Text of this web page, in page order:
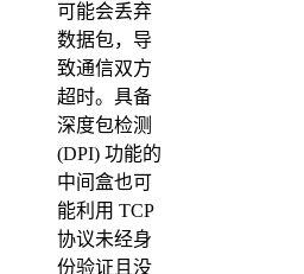
可能会丢弃
数据包，导
致通信双方
超时。具备
深度包检测
(DPI) 功能的
中间盒也可
能利用 TCP
协议未经身
份验证且没